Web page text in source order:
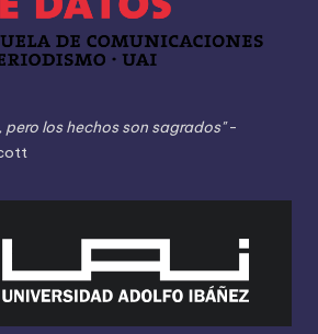
los hechos son sagrados"-